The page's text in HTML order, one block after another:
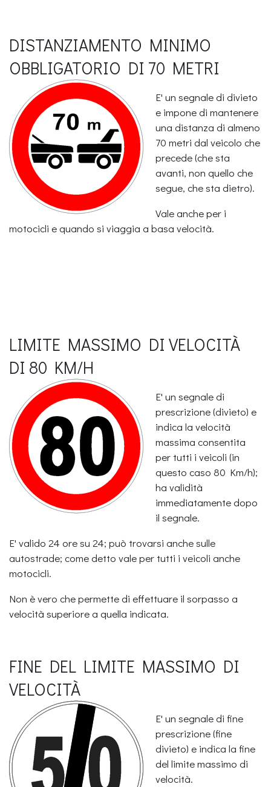
DISTANZIAMENTO MINIMO
OBBLIGATORIO DI 70 METRI
E' un segnale di divieto
e impone di mantenere
una distanza di almeno
70 metri dal veicolo che
precede (che sta
avanti, non quello che
segue, che sta dietro).
Vale anche per i
motocicli e quando si viaggia a basa velocità.
LIMITE MASSIMO DI VELOCITÀ
DI 80 KM/H
E' un segnale di
prescrizione (divieto) e
indica la velocità
massima consentita
per tutti i veicoli (in
questo caso 80 Km/h);
ha validità
immediatamente dopo
il segnale.
E' valido 24 ore su 24; può trovarsi anche sulle
autostrade; come detto vale per tutti i veicoli anche
motocicli.
Non è vero che permette di effettuare il sorpasso a
velocità superiore a quella indicata.
FINE DEL LIMITE MASSIMO DI
VELOCITÀ
E' un segnale di fine
prescrizione (fine
divieto) e indica la fine
del limite massimo di
velocità.